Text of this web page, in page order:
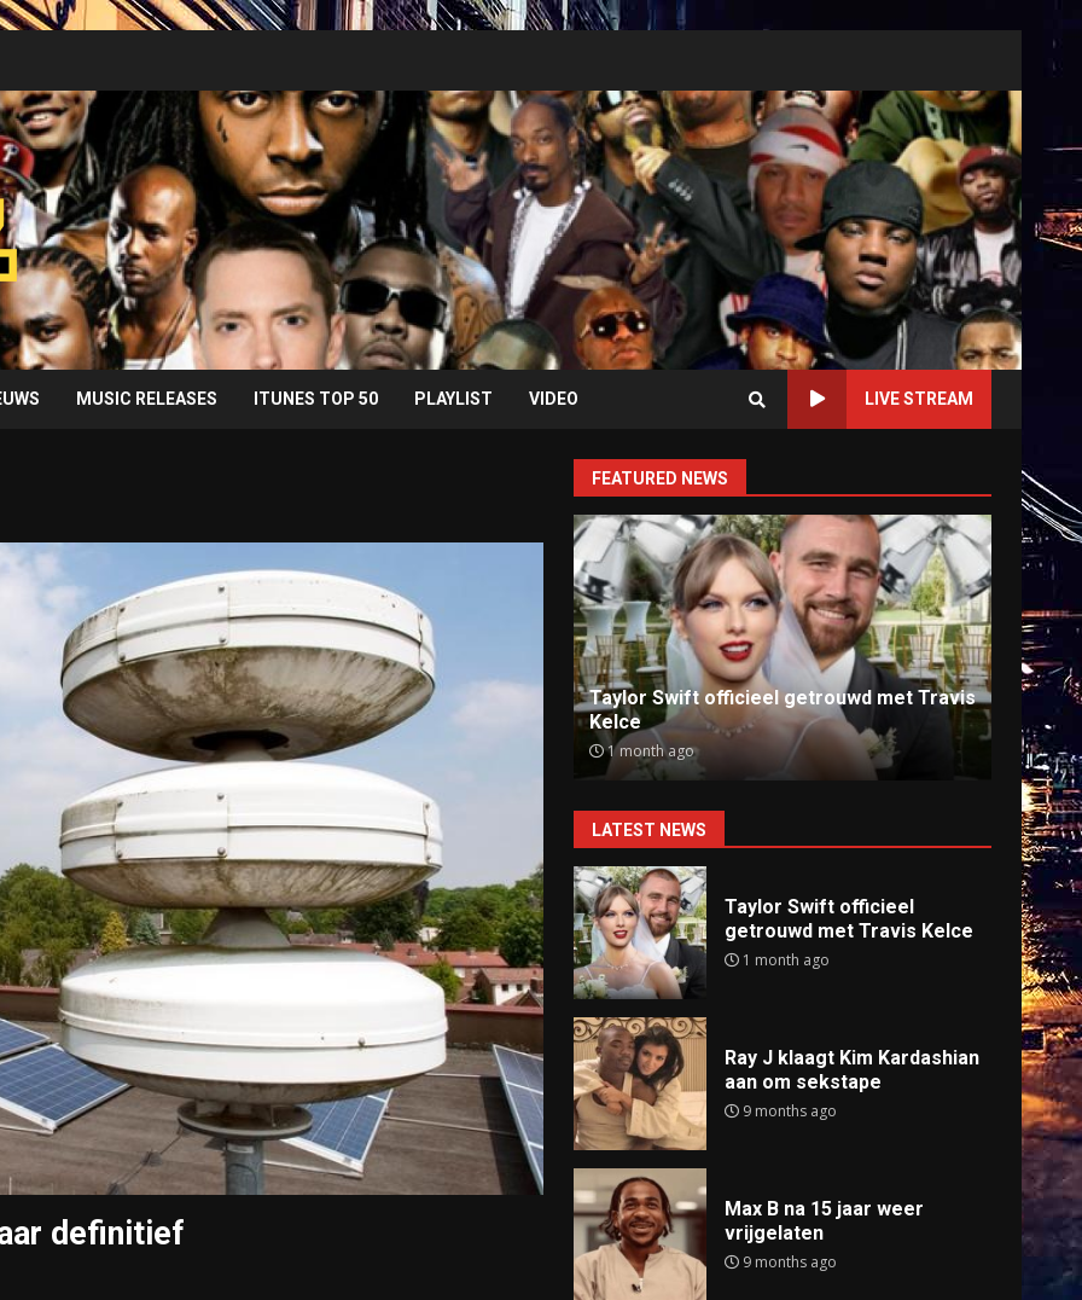
MUSIC RELEASES ITUNES TOP 50 PLAYLIST VIDEO LIVE STREAM
definitief
FEATURED NEWS
Taylor Swift officieel getrouwd met Travis
Kelce
1 month ago
Ray J klaagt Kim Kardashian aan om
sekstape
9 months ago
Anti-
9
LATEST NEWS
Taylor Swift officieel
getrouwd met Travis Kelce
1 month ago
Ray J klaagt Kim Kardashian
aan om sekstape
9 months ago
Max B na 15 jaar weer
vrijgelaten
9 months ago